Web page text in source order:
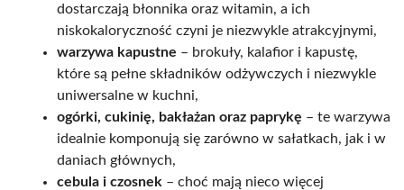
dostarczają błonnika oraz witamin, a ich
niskokaloryczność czyni je niezwykle atrakcyjnymi,
warzywa kapustne – brokuły, kalafior i kapustę,
które są pełne składników odżywczych i niezwykle
uniwersalne w kuchni,
ogórki, cukinię, bakłażan oraz paprykę – te warzywa
idealnie komponują się zarówno w sałatkach, jak i w
daniach głównych,
cebula i czosnek – choć mają nieco więcej